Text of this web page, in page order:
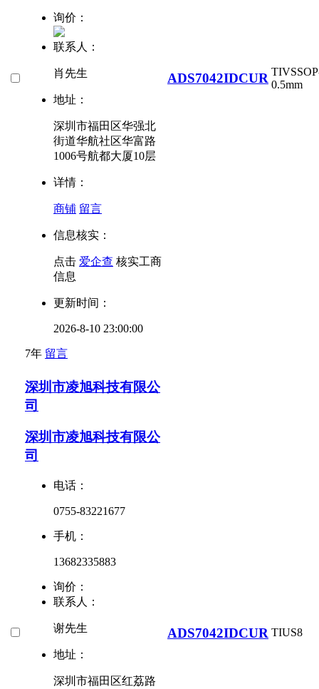
询价：
联系人：
肖先生
地址：
深圳市福田区华强北
街道华航社区华富路
1006号航都大厦10层
详情：
商铺 留言
信息核实：
点击 爱企查 核实工商
信息
更新时间：
2026-8-10 23:00:00
7年 留言
ADS7042IDCUR TI
0.5mm
深圳市凌旭科技有限公
司
深圳市凌旭科技有限公
司
电话：
0755-83221677
手机：
13682335883
询价：
联系人：
谢先生
地址：
深圳市福田区红荔路
ADS7042IDCUR TIUS8